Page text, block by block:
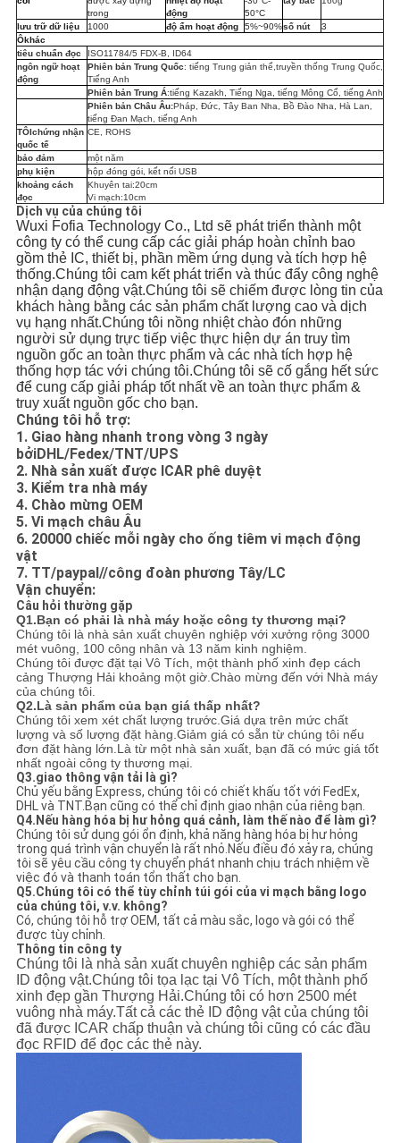
trong
động
50°C
lưu trữ dữ liệu 1000 độ ẩm hoạt động 5%~90%số nút
3
Ôkhác
tiêu chuẩn đọc
ISO11784/5 FDX-B, ID64
ngôn ngữ hoạt
động
Phiên bản Trung Quốc: tiếng Trung giản thể,truyền thống Trung Quốc,
Tiếng Anh
Phiên bản Trung Á:tiếng Kazakh, Tiếng Nga, tiếng Mông Cổ, tiếng Anh
Phiên bản Châu Âu:Pháp, Đức, Tây Ban Nha, Bồ Đào Nha, Hà Lan,
tiếng Đan Mạch, tiếng Anh
TÔI chứng nhận
quốc tế
CE, ROHS
bảo đảm
một năm
phụ kiện
hộp đóng gói, kết nối USB
khoảng cách
đọc
Khuyên tai:20cm
Vi mạch:10cm
Dịch vụ của chúng tôi
Wuxi Fofia Technology Co., Ltd sẽ phát triển thành một
công ty có thể cung cấp các giải pháp hoàn chỉnh bao
gồm thẻ IC, thiết bị, phần mềm ứng dụng và tích hợp hệ
thống.Chúng tôi cam kết phát triển và thúc đẩy công nghệ
nhận dạng động vật.Chúng tôi sẽ chiếm được lòng tin của
khách hàng bằng các sản phẩm chất lượng cao và dịch
vụ hạng nhất.Chúng tôi nồng nhiệt chào đón những
người sử dụng trực tiếp việc thực hiện dự án truy tìm
nguồn gốc an toàn thực phẩm và các nhà tích hợp hệ
thống hợp tác với chúng tôi.Chúng tôi sẽ cố gắng hết sức
để cung cấp giải pháp tốt nhất về an toàn thực phẩm &
truy xuất nguồn gốc cho bạn.
Chúng tôi hỗ trợ:
1. Giao hàng nhanh trong vòng 3 ngày
bởiDHL/Fedex/TNT/UPS
2. Nhà sản xuất được ICAR phê duyệt
3. Kiểm tra nhà máy
4. Chào mừng OEM
5. Vi mạch châu Âu
6. 20000 chiếc mỗi ngày cho ống tiêm vi mạch động
vật
7. TT/paypal//công đoàn phương Tây/LC
Vận chuyển:
Câu hỏi thường gặp
Q1.Bạn có phải là nhà máy hoặc công ty thương mại?
Chúng tôi là nhà sản xuất chuyên nghiệp với xưởng rộng 3000
mét vuông, 100 công nhân và 13 năm kinh nghiệm.
Chúng tôi được đặt tại Vô Tích, một thành phố xinh đẹp cách
cảng Thượng Hải khoảng một giờ.Chào mừng đến với Nhà máy
của chúng tôi.
Q2.Là sản phẩm của bạn giá thấp nhất?
Chúng tôi xem xét chất lượng trước.Giá dựa trên mức chất
lượng và số lượng đặt hàng.Giảm giá có sẵn từ chúng tôi nếu
đơn đặt hàng lớn.Là từ một nhà sản xuất, bạn đã có mức giá tốt
nhất ngoài công ty thương mại.
Q3.giao thông vận tải là gì?
Chủ yếu bằng Express, chúng tôi có chiết khấu tốt với FedEx,
DHL và TNT.Bạn cũng có thể chỉ định giao nhận của riêng bạn.
Q4.Nếu hàng hóa bị hư hỏng quá cảnh, làm thế nào để làm gì?
Chúng tôi sử dụng gói ổn định, khả năng hàng hóa bị hư hỏng
trong quá trình vận chuyển là rất nhỏ.Nếu điều đó xảy ra, chúng
tôi sẽ yêu cầu công ty chuyển phát nhanh chịu trách nhiệm về
việc đó và thanh toán tổn thất cho bạn.
Q5.Chúng tôi có thể tùy chỉnh túi gói của vi mạch bằng logo
của chúng tôi, v.v. không?
Có, chúng tôi hỗ trợ OEM, tất cả màu sắc, logo và gói có thể
được tùy chỉnh.
Thông tin công ty
Chúng tôi là nhà sản xuất chuyên nghiệp các sản phẩm
ID động vật.Chúng tôi tọa lạc tại Vô Tích, một thành phố
xinh đẹp gần Thượng Hải.Chúng tôi có hơn 2500 mét
vuông nhà máy.Tất cả các thẻ ID động vật của chúng tôi
đã được ICAR chấp thuận và chúng tôi cũng có các đầu
đọc RFID để đọc các thẻ này.